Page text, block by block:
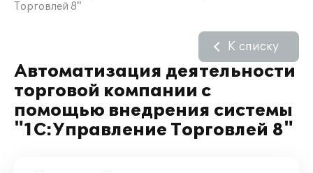
Торговлей 8"
Автоматизация деятельности
торговой компании с
помощью внедрения системы
"1С:Управление Торговлей 8"
К списку